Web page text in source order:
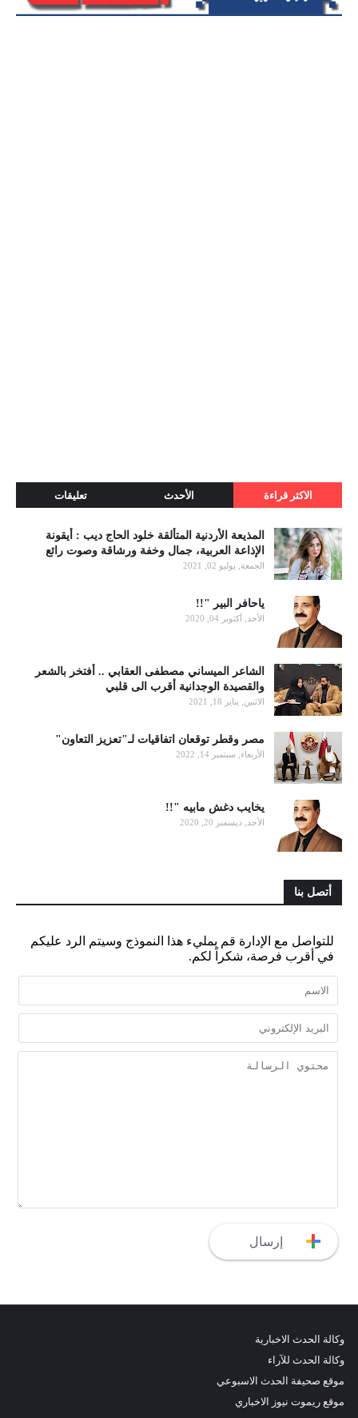
الاكثر قراءة الأحدث تعليقات
المذيعة الأردنية المتألقة خلود الحاج ديب : أيقونة
الإذاعة العربية، جمال وخفة ورشاقة وصوت رائع
الجمعة, يوليو 02, 2021
ياحافر البير "!!
الأحد, أكتوبر 04, 2020
الشاعر الميساني مصطفى العقابي .. أفتخر بالشعر
والقصيدة الوجدانية أقرب الى قلبي
الاثنين, يناير 18, 2021
مصر وقطر توقعان اتفاقيات لـ"تعزيز التعاون"
الأربعاء, سبتمبر 14, 2022
يخايب دغش مابيه "!!
الأحد, ديسمبر 20, 2020
أتصل بنا
للتواصل مع الإدارة قم بمليء هذا النموذج وسيتم الرد عليكم
في أقرب فرصة، شكراً لكم.
وكالة الحدث الاخبارية
وكالة الحدث للآراء
موقع صحيفة الحدث الاسبوعي
موقع ريموت نيوز الاخباري